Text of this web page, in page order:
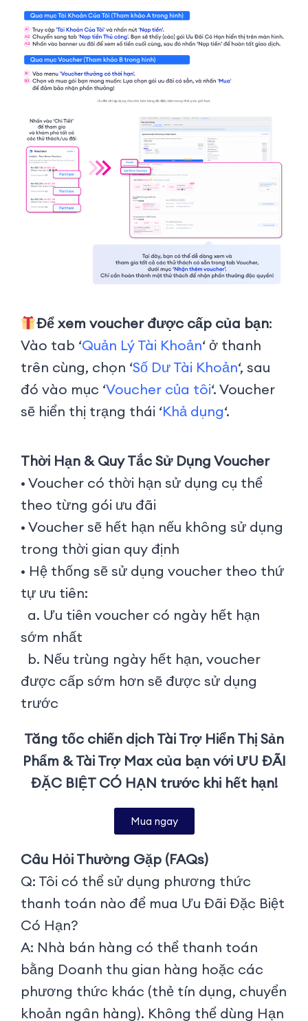
Để xem voucher được cấp của bạn:
Vào tab ‘Quản Lý Tài Khoản‘ ở thanh
trên cùng, chọn ‘Số Dư Tài Khoản‘, sau
đó vào mục ‘Voucher của tôi‘. Voucher
sẽ hiển thị trạng thái ‘Khả dụng‘.
Thời Hạn & Quy Tắc Sử Dụng Voucher
• Voucher có thời hạn sử dụng cụ thể
theo từng gói ưu đãi
• Voucher sẽ hết hạn nếu không sử dụng
trong thời gian quy định
• Hệ thống sẽ sử dụng voucher theo thứ
tự ưu tiên:
a. Ưu tiên voucher có ngày hết hạn
sớm nhất
b. Nếu trùng ngày hết hạn, voucher
được cấp sớm hơn sẽ được sử dụng
trước
Tăng tốc chiến dịch Tài Trợ Hiển Thị Sản
Phẩm & Tài Trợ Max của bạn với ƯU ĐÃI
ĐẶC BIỆT CÓ HẠN trước khi hết hạn!
Mua ngay
Câu Hỏi Thường Gặp (FAQs)
Q: Tôi có thể sử dụng phương thức
thanh toán nào để mua Ưu Đãi Đặc Biệt
Có Hạn?
A: Nhà bán hàng có thể thanh toán
bằng Doanh thu gian hàng hoặc các
phương thức khác (thẻ tín dụng, chuyển
khoản ngân hàng). Không thể dùng Hạn